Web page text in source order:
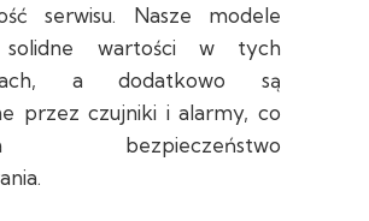
serwisu. Nasze modele
solidne wartości w tych
a dodatkowo są
przez czujniki i alarmy, co
bezpieczeństwo